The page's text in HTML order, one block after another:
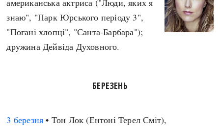
американська актриса ("Люди, яких я
знаю", "Парк Юрського періоду 3",
"Погані хлопці", "Санта-Барбара");
дружина Дейвіда Духовного.
БЕРЕЗЕНЬ
3 березня • Тон Лок (Ентоні Терел Сміт),